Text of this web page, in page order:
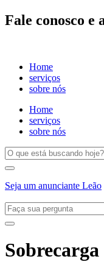
Fale conosco e
Home
serviços
sobre nós
Home
serviços
sobre nós
Seja um anunciante Leão